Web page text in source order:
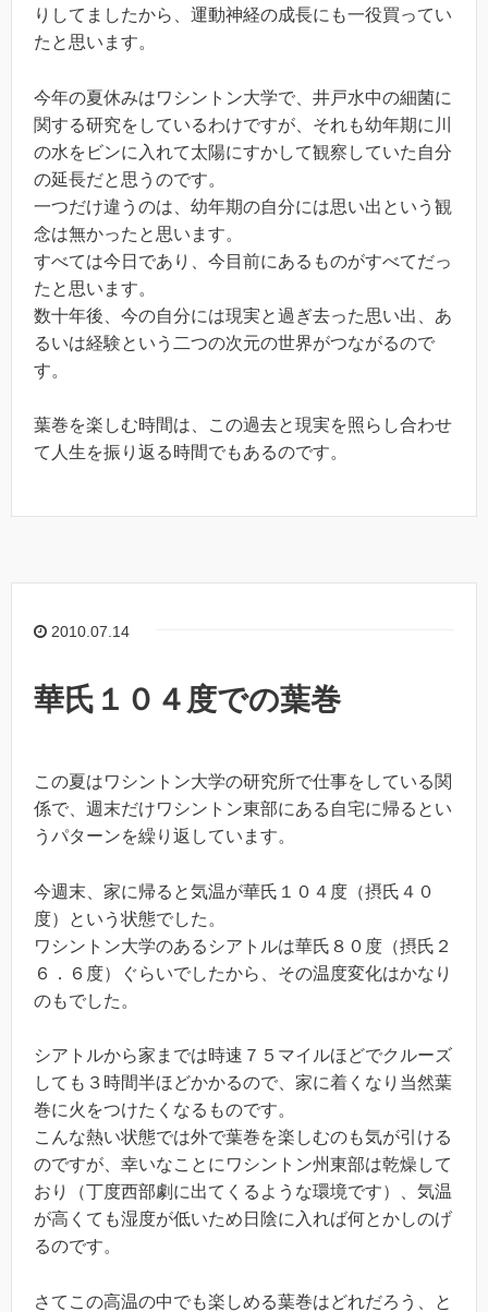
りしてましたから、運動神経の成長にも一役買ってい
たと思います。
今年の夏休みはワシントン大学で、井戸水中の細菌に
関する研究をしているわけですが、それも幼年期に川
の水をビンに入れて太陽にすかして観察していた自分
の延長だと思うのです。
一つだけ違うのは、幼年期の自分には思い出という観
念は無かったと思います。
すべては今日であり、今目前にあるものがすべてだっ
たと思います。
数十年後、今の自分には現実と過ぎ去った思い出、あ
るいは経験という二つの次元の世界がつながるので
す。
葉巻を楽しむ時間は、この過去と現実を照らし合わせ
て人生を振り返る時間でもあるのです。
2010.07.14
華氏１０４度での葉巻
この夏はワシントン大学の研究所で仕事をしている関
係で、週末だけワシントン東部にある自宅に帰るとい
うパターンを繰り返しています。
今週末、家に帰ると気温が華氏１０４度（摂氏４０
度）という状態でした。
ワシントン大学のあるシアトルは華氏８０度（摂氏２
６．６度）ぐらいでしたから、その温度変化はかなり
のもでした。
シアトルから家までは時速７５マイルほどでクルーズ
しても３時間半ほどかかるので、家に着くなり当然葉
巻に火をつけたくなるものです。
こんな熱い状態では外で葉巻を楽しむのも気が引ける
のですが、幸いなことにワシントン州東部は乾燥して
おり（丁度西部劇に出てくるような環境です）、気温
が高くても湿度が低いため日陰に入れば何とかしのげ
るのです。
さてこの高温の中でも楽しめる葉巻はどれだろう、と